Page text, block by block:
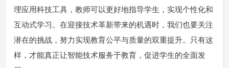
理应用科技工具，教师可以更好地指导学生，实现个性化和
互动式学习。在迎接技术革新带来的机遇时，我们也要关注
潜在的挑战，努力实现教育公平与质量的双重提升。只有这
样，才能真正让智能技术服务于教育，促进学生的全面发